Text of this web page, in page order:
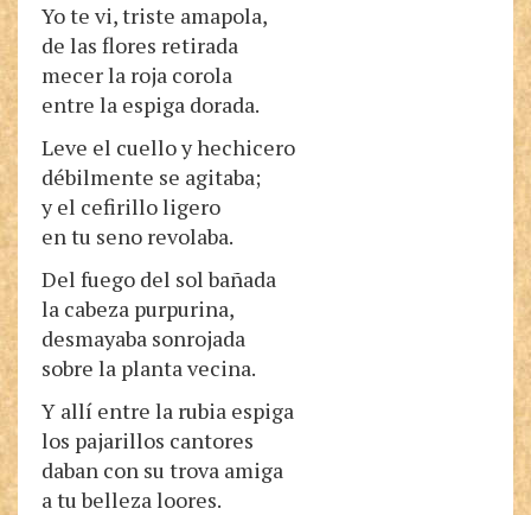
Yo te vi, triste amapola,
de las flores retirada
mecer la roja corola
entre la espiga dorada.
Leve el cuello y hechicero
débilmente se agitaba;
y el cefirillo ligero
en tu seno revolaba.
Del fuego del sol bañada
la cabeza purpurina,
desmayaba sonrojada
sobre la planta vecina.
Y allí entre la rubia espiga
los pajarillos cantores
daban con su trova amiga
a tu belleza loores.